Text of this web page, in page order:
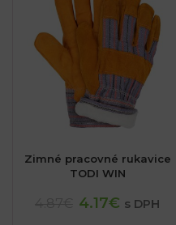
Zimné pracovné rukavice
TODI WIN
4.17€ s DPH